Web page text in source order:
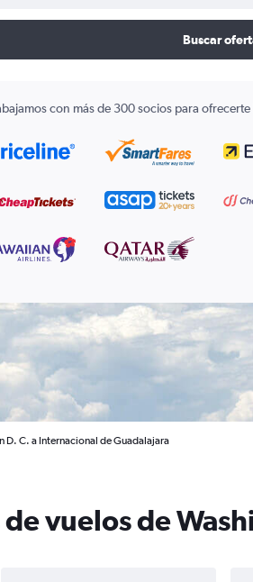
Buscar
con más de 300 socios para
D. C. a Internacional de Guadalajara
vuelos de